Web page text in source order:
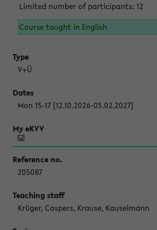
Limited number of participants: 12
Course taught in English
V+Ü
Mon 15-17 [12.10.2026-05.02.2027]
205087
Krüger, Caspers, Krause, Kauselmann